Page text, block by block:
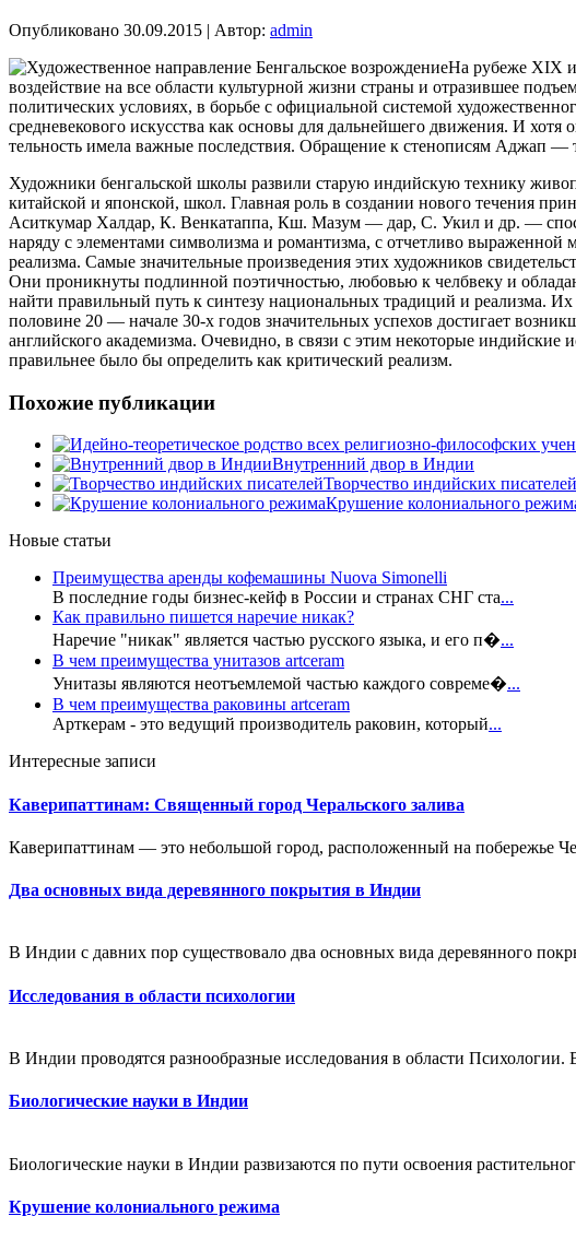
Опубликовано 30.09.2015 | Автор: admin
На рубеже XIX и
воздействие на все области культурной жизни страны и отразившее
политических условиях, в борьбе с официальной системой
средневекового искусства как основы для дальнейшего движения. И
тельность имела важные последствия. Обращение к стенописям Аджап —
Художники бенгальской школы развили старую индийскую технику
китайской и японской, школ. Главная роль в создании нового течения
Аситкумар Халдар, К. Венкатаппа, Кш. Мазум — дар, С. Укил и др. —
наряду с элементами символизма и романтизма, с отчетливо
реализма. Самые значительные произведения этих художников
Они проникнуты подлинной поэтичностью, любовью к челбвеку и
найти правильный путь к синтезу национальных традиций и реализма.
половине 20 — начале 30-х годов значительных успехов достигает
английского академизма. Очевидно, в связи с этим некоторые индийские
правильнее было бы определить как критический реализм.
Похожие публикации
Внутренний двор в Индии
Творчество индийских писателей
Крушение колониального
Новые статьи
Преимущества аренды кофемашины Nuova Simonelli
В последние годы бизнес-кейф в России и странах СНГ ста...
Как правильно пишется наречие никак?
Наречие "никак" является частью русского языка, и его п�...
В чем преимущества унитазов artceram
Унитазы являются неотъемлемой частью каждого совреме�...
В чем преимущества раковины artceram
Арткерам - это ведущий производитель раковин, который...
Интересные записи
Каверипаттинам: Священный город Черальского залива
Каверипаттинам — это небольшой город, расположенный на побережье
Два основных вида деревянного покрытия в Индии
В Индии с давних пор существовало два основных вида деревянного
Исследования в области психологии
В Индии проводятся разнообразные исследования в области Психологии.
Биологические науки в Индии
Биологические науки в Индии развизаются по пути освоения
Крушение колониального режима